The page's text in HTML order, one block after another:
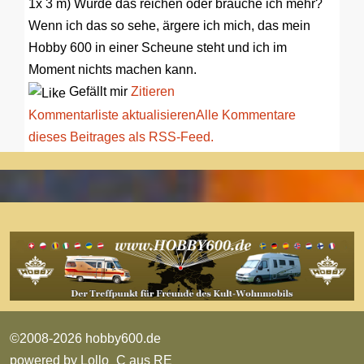
1x 3 m) Würde das reichen oder brauche ich mehr?
Wenn ich das so sehe, ärgere ich mich, das mein
Hobby 600 in einer Scheune steht und ich im
Moment nichts machen kann.
Gefällt mir Zitieren
Kommentarliste aktualisierenAlle Kommentare
dieses Beitrages als RSS-Feed.
©2008-2026 hobby600.de
powered by Lollo_C aus RE